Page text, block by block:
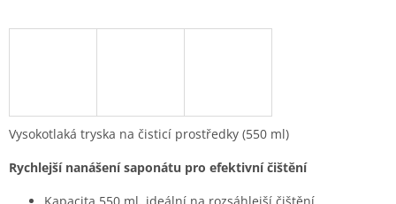
Vysokotlaká tryska na čisticí prostředky (550 ml)
Rychlejší nanášení saponátu pro efektivní čištění